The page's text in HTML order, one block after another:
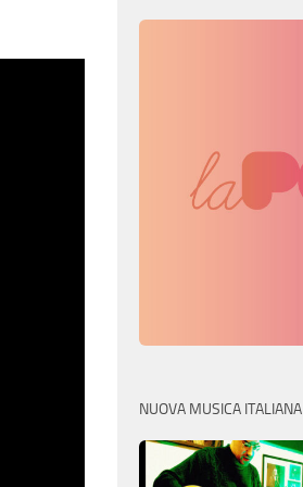
NUOVA MUSICA ITALIANA